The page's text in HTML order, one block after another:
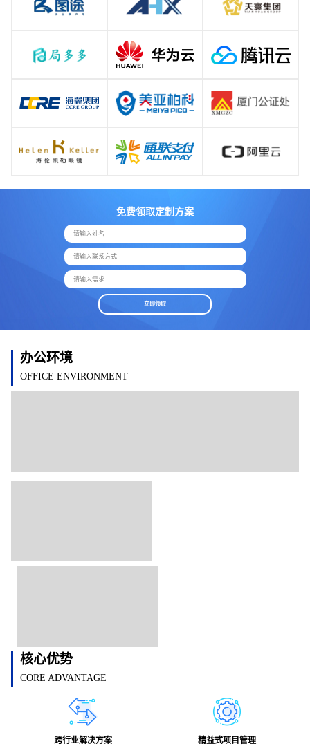
免费领取定制方案
请输入姓名
请输入联系方式
请输入需求
立即领取
办公环境
OFFICE ENVIRONMENT
核心优势
CORE ADVANTAGE
跨行业解决方案 精益式项目管理